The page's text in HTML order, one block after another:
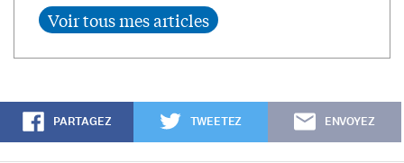
PARTAGEZ TWEETEZ ENVOYEZ